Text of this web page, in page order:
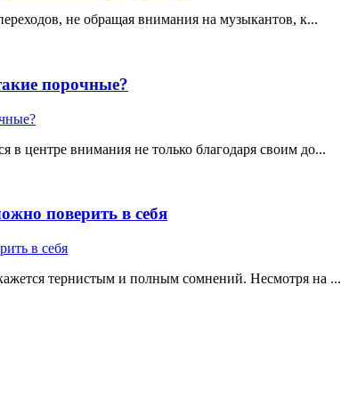
не обращая внимания на музыкантов, к...
порочные?
в центре внимания не только благодаря своим до...
поверить в себя
тернистым и полным сомнений. Несмотря на ...